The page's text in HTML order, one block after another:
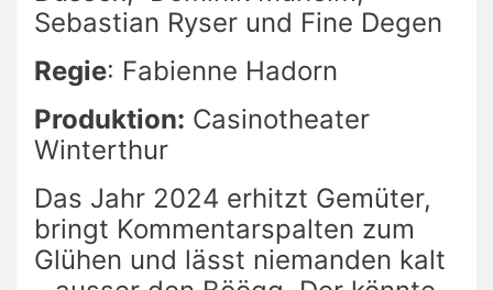
Sebastian Ryser und Fine Degen
Regie: Fabienne Hadorn
Produktion: Casinotheater
Winterthur
Das Jahr 2024 erhitzt Gemüter,
bringt Kommentarspalten zum
Glühen und lässt niemanden kalt